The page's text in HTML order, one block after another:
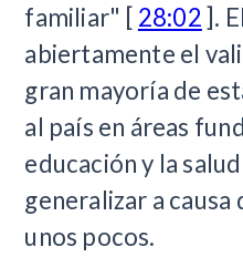
familiar" [ 28:02].
abiertamente el
gran mayoría de
al país en áreas
educación y la
generalizar a causa
unos pocos.